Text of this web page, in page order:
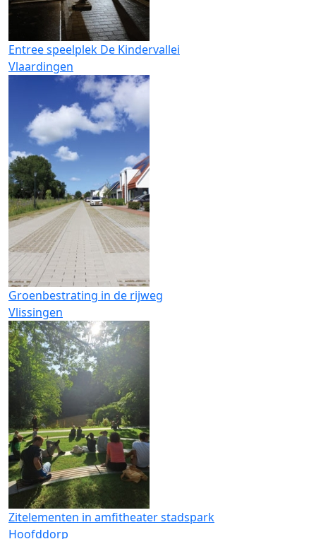
Entree speelplek De Kindervallei
Vlaardingen
Groenbestrating in de rijweg
Vlissingen
Zitelementen in amfitheater stadspark
Hoofddorp